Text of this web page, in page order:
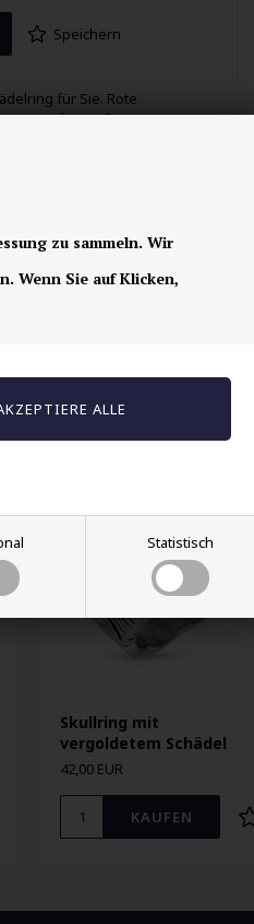
zu sammeln. Wir
Wenn Sie auf Klicken,
Statistisch
Speichern
für Sie. Rote
super feines Design.
Skullring mit
vergoldetem Schädel
42,00 EUR